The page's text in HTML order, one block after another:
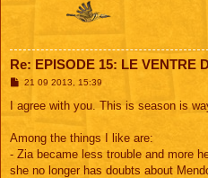
Re: EPISODE 15: LE VENTRE
M
s
s
g
21 09 2013, 15:39
I agree with you. This is season is
Among the things I like are:
- Zia became less trouble and more
she no longer has doubts about